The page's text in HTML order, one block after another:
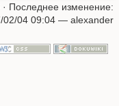
· Последнее изменение:
02/04 09:04 — alexander